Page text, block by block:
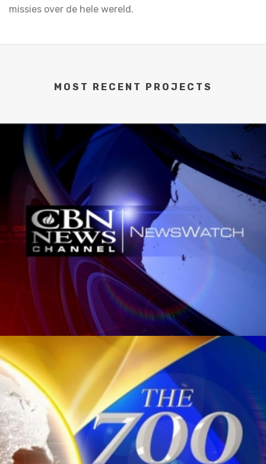
missies over de hele wereld.
MOST RECENT PROJECTS